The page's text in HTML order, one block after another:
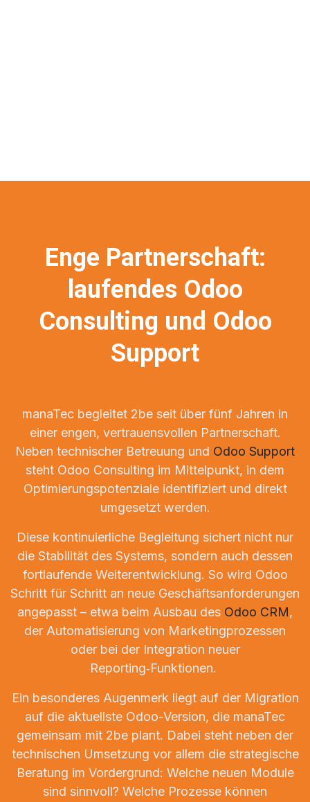
Enge Partnerschaft:
laufendes Odoo
Consulting und Odoo
Support
manaTec begleitet 2be seit über fünf Jahren in
einer engen, vertrauensvollen Partnerschaft.
Neben technischer Betreuung und Odoo Support
steht Odoo Consulting im Mittelpunkt, in dem
Optimierungspotenziale identifiziert und direkt
umgesetzt werden.
Diese kontinuierliche Begleitung sichert nicht nur
die Stabilität des Systems, sondern auch dessen
fortlaufende Weiterentwicklung. So wird Odoo
Schritt für Schritt an neue Geschäftsanforderungen
angepasst – etwa beim Ausbau des Odoo CRM,
der Automatisierung von Marketingprozessen
oder bei der Integration neuer
Reporting‑Funktionen.
Ein besonderes Augenmerk liegt auf der Migration
auf die aktuellste Odoo-Version, die manaTec
gemeinsam mit 2be plant. Dabei steht neben der
technischen Umsetzung vor allem die strategische
Beratung im Vordergrund: Welche neuen Module
sind sinnvoll? Welche Prozesse können